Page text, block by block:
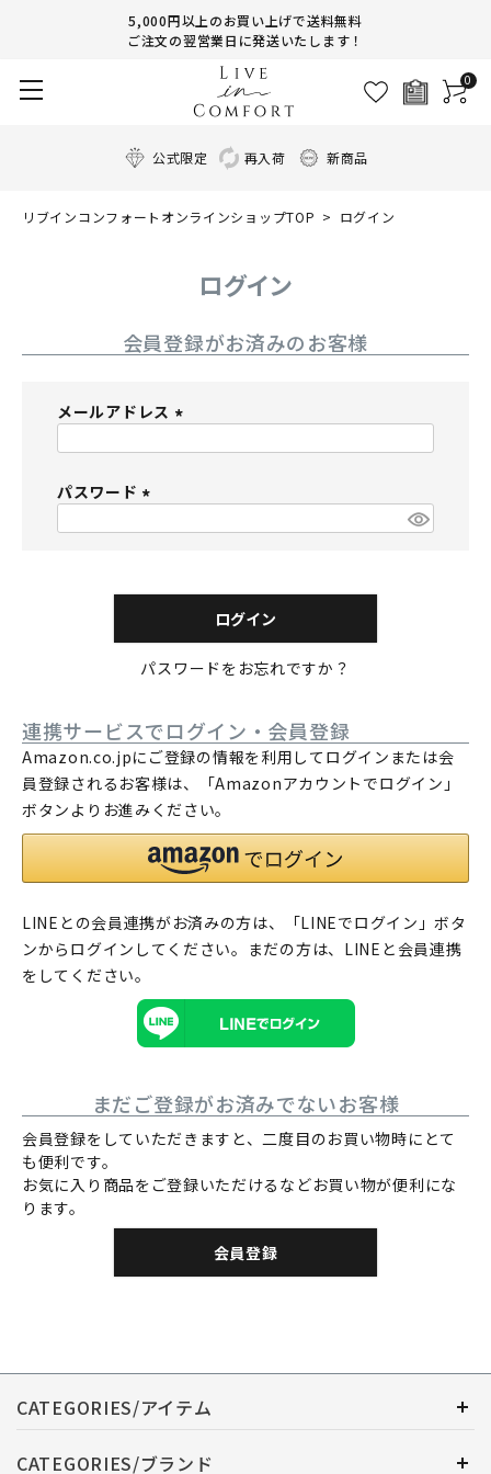
5,000円以上のお買い上げで送料無料
ご注文の翌営業日に発送いたします！
0
公式限定 再入荷 新商品
リブインコンフォートオンラインショップTOP ログイン
ログイン
会員登録がお済みのお客様
メールアドレス
パスワード
)
ログイン
パスワードをお忘れですか？
連携サービスでログイン・会員登録
Amazon.co.jpにご登録の情報を利用してログインまたは会
員登録されるお客様は、「Amazonアカウントでログイン」
ボタンよりお進みください。
LINEとの会員連携がお済みの方は、「LINEでログイン」ボタ
ンからログインしてください。まだの方は、 LINEと会員連携
をしてください。
まだご登録がお済みでないお客様
会員登録をしていただきますと、二度目のお買い物時にとて
も便利です。
お気に入り商品をご登録いただけるなどお買い物が便利にな
ります。
会員登録
CATEGORIES/アイテム
CATEGORIES/ブランド